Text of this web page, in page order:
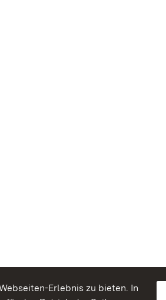
Erlebnis zu bieten. In